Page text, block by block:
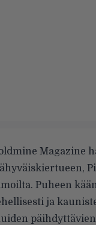
Magazine
Puheen
ja